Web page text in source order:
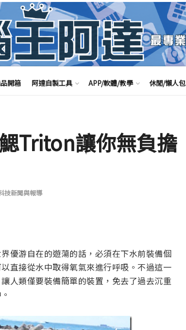
開箱 阿達自製工具 APP/軟體/教學 休閒/懶人包
Triton讓你無負擔
技新聞與報導
優游自在的遊蕩的話，必須在下水前裝備個
直接從水中取得氧氣來進行呼吸。不過這一
人類僅要裝備簡單的裝置，免去了過去沉重